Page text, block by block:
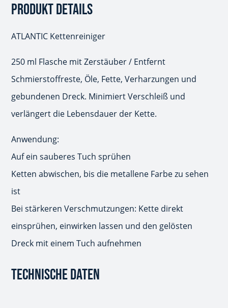
PRODUKT DETAILS
ATLANTIC Kettenreiniger
250 ml Flasche mit Zerstäuber / Entfernt
Schmierstoffreste, Öle, Fette, Verharzungen und
gebundenen Dreck. Minimiert Verschleiß und
verlängert die Lebensdauer der Kette.
Anwendung:
Auf ein sauberes Tuch sprühen
Ketten abwischen, bis die metallene Farbe zu sehen
ist
Bei stärkeren Verschmutzungen: Kette direkt
einsprühen, einwirken lassen und den gelösten
Dreck mit einem Tuch aufnehmen
TECHNISCHE DATEN